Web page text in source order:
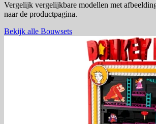
Vergelijk vergelijkbare modellen met
naar de productpagina.
Bekijk alle Bouwsets